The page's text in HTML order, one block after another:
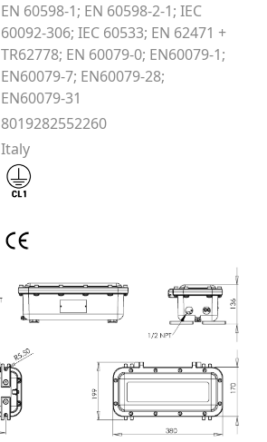
EN 60598-1; EN 60598-2-1; IEC
60092-306; IEC 60533; EN 62471 +
TR62778; EN 60079-0; EN60079-1;
EN60079-7; EN60079-28;
EN60079-31
8019282552260
Italy